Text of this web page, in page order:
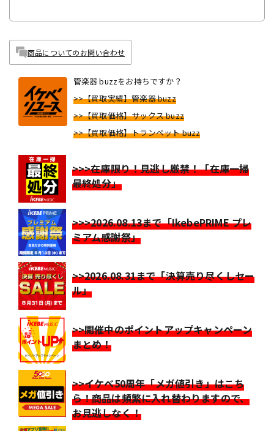
商品についてのお問い合わせ
管楽器 buzzをお持ちですか？
>>【買取実績】管楽器 buzz
>>【買取価格】サックス buzz
>>【買取価格】トランペット buzz
>>>在庫限り！見逃し厳禁！「在庫一掃
最終処分」
>>>2026.08.13まで「IkebePRIME プレ
ミアム感謝祭」
>>2026.08.31まで「決算売り尽くしセー
ル」
>>開催中のポイントアップキャンペーン
まとめ！
>>イケベ50周年「メガ値引き」はこち
ら！商品は頻繁に入れ替わりますので、
お見逃しなく！